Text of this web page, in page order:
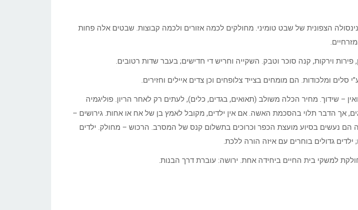
הצפונית של שבט טומיני. מחולקים לכמה אזורים ולכמה קבוצות. שבטים אלה פחות
פירות וירקות, קנה סוכר וטבק. השקייה וחריש די חדישים; בעבר שדות רטובים.
סלים ומלכודות. הם מומחים בצייד צלופחים וכן צדים איילים וחזירים.
– שידוך. מחיר הכלה משולב (תאואים, בגדים, כלים), לעתים רק לאחר הריון. פוליגמיה
אך הדבר תלוי בהסכמת האשה. אם אין ילדים, מקובל לאמץ בן של אח או אחות. גירושים –
הם נעשים בסיוע מועצת הכפר וכרוכים בתשלום קנס של המסרב. הרכוש – מחולק. ילדים
גדולים בוחרים עם איזה הורה ללכת.
למשקי בית החיים ביחידה אחת. ירושה: עוברת דרך הבנות.